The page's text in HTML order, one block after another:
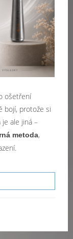
ošetření
bojí, protože si
ale jiná –
metoda,